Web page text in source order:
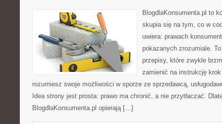
BlogdlaKonsumenta.pl to
skupia się na tym, co w
uwiera: prawach
pokazanych zrozumiale.
przepisy, które zwykle
zamienić na instrukcję
rozumiesz swoje możliwości w sporze ze sprzedawcą,
Idea strony jest prosta: prawo ma chronić, a nie przytłaczać.
BlogdlaKonsumenta.pl opierają […]